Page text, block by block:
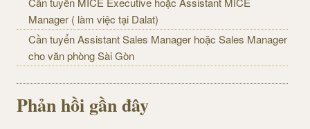
Manager ( làm việc tại Dalat)
Cần tuyển Assistant Sales Manager hoặc Sales Manager
cho văn phòng Sài Gòn
Phản hồi gần đây